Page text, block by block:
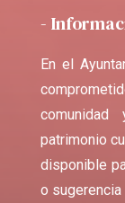
-
En el
patrimonio
disponible
o sugerencia